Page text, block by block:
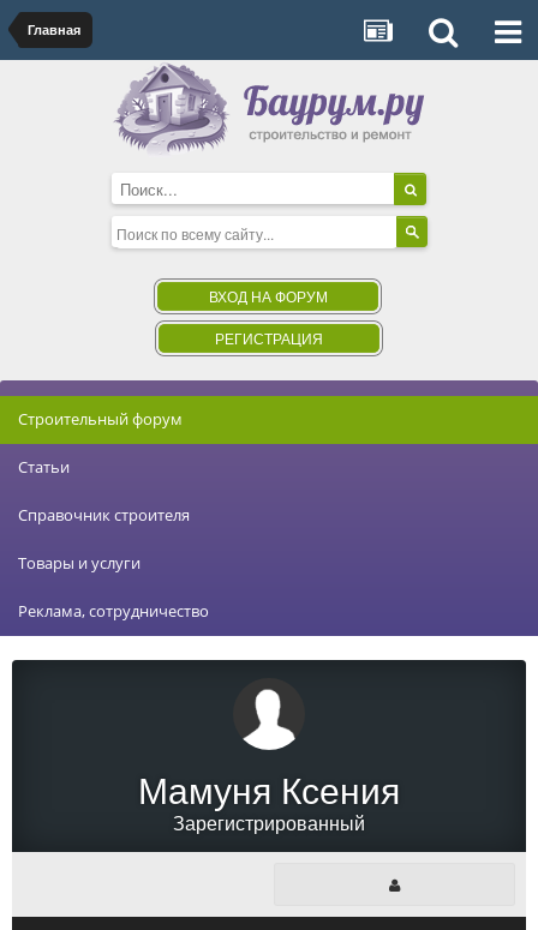
Главная
ВХОД НА ФОРУМ
РЕГИСТРАЦИЯ
Строительный форум
Статьи
Справочник строителя
Товары и услуги
Реклама, сотрудничество
Мамуня Ксения
Зарегистрированный